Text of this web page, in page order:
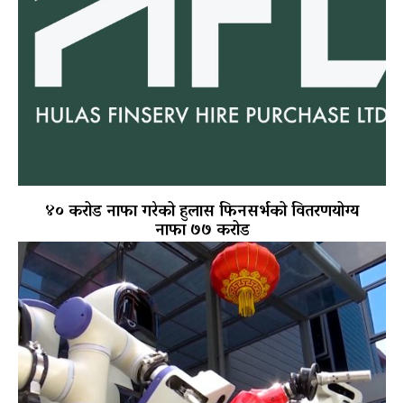
४० करोड नाफा गरेको हुलास फिनसर्भको वितरणयोग्य
नाफा ७७ करोड